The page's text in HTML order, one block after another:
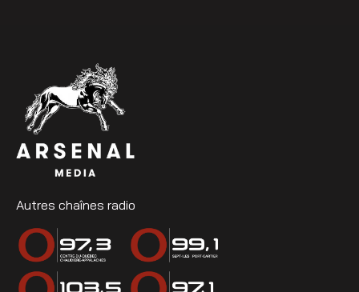
Autres chaînes radio